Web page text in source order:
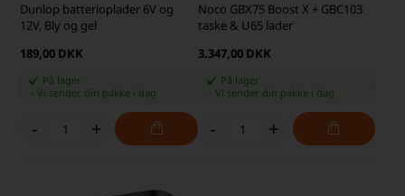
Dunlop batterioplader 6V og
12V, Bly og gel
189,00 DKK
På lager
-Vi sender din pakke i dag
- +
Noco GBX75 Boost X + GBC103
taske & U65 lader
3.347,00 DKK
På lager
Vi sender din pakke i dag
- +